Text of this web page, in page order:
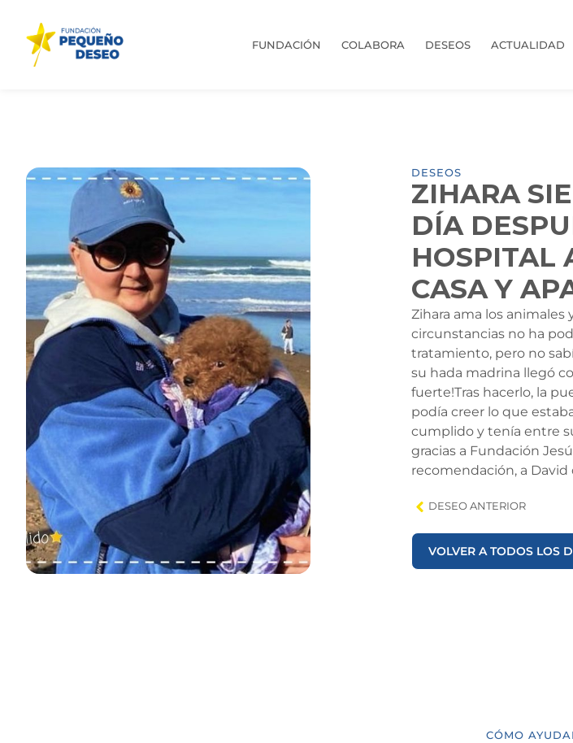
FUNDACIÓN COLABORA DESEOS ACTUALIDAD
DESEOS
ZIHARA
DÍA
HOSPITAL
CASA Y
Zihara ama los
circunstancias no ha
tratamiento, pero no
su hada madrina llegó
fuerte!Tras hacerlo, la
podía creer lo que
cumplido y tenía entre
gracias a Fundación
recomendación, a David
DESEO ANTERIOR
VOLVER A TODOS LOS
CÓMO